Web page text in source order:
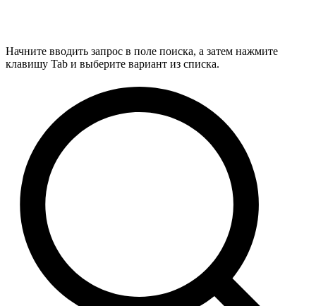
Начните вводить запрос в поле поиска, а затем нажмите
клавишу Tab и выберите вариант из списка.